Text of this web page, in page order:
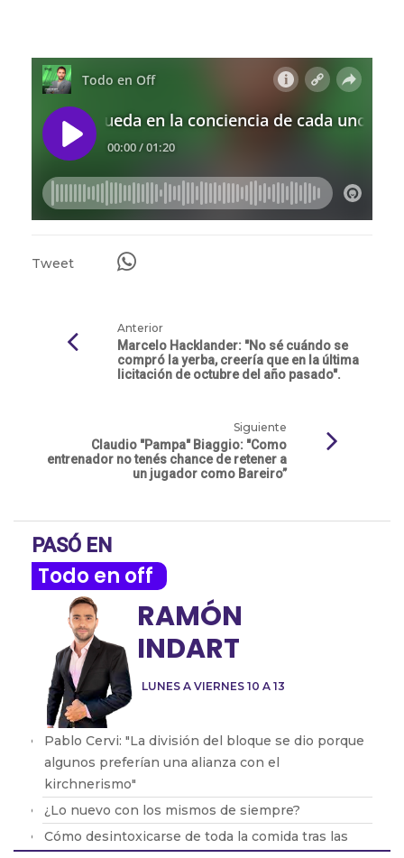
Tweet
Anterior
Marcelo Hacklander: "No sé cuándo se
compró la yerba, creería que en la última
licitación de octubre del año pasado".
Siguiente
Claudio "Pampa" Biaggio: "Como
entrenador no tenés chance de retener a
un jugador como Bareiro”
PASÓ EN
Todo en off
LUNES A VIERNES 10 A 13
RAMÓN
INDART
Pablo Cervi: "La división del bloque se dio porque
algunos preferían una alianza con el
kirchnerismo"
¿Lo nuevo con los mismos de siempre?
Cómo desintoxicarse de toda la comida tras las